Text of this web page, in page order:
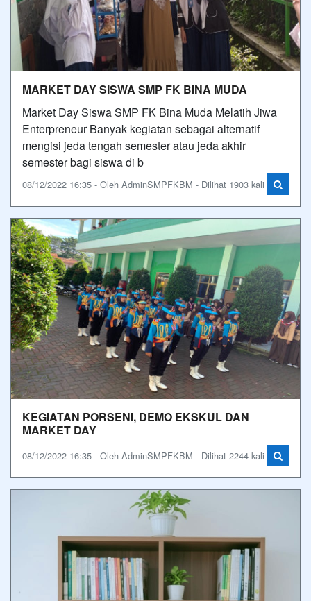
MARKET DAY SISWA SMP FK BINA MUDA
Market Day Siswa SMP FK Bina Muda Melatih Jiwa
Enterpreneur Banyak kegiatan sebagai alternatif
mengisi jeda tengah semester atau jeda akhir
semester bagi siswa di b
08/12/2022 16:35 - Oleh AdminSMPFKBM - Dilihat 1903 kali
KEGIATAN PORSENI, DEMO EKSKUL DAN
MARKET DAY
08/12/2022 16:35 - Oleh AdminSMPFKBM - Dilihat 2244 kali